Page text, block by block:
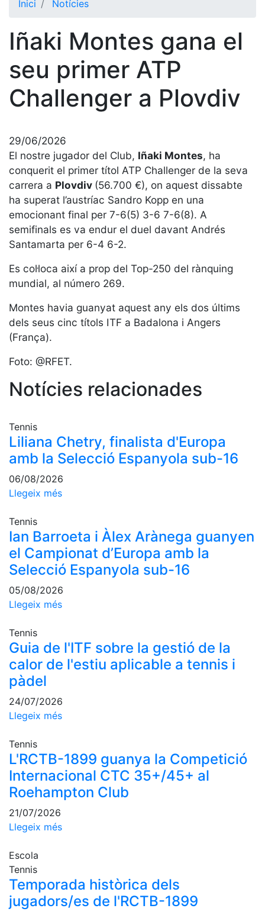
Història
història
Cronologia
Presidents
Junta
directiva
Comissions
i comités
Estructura
executiva
Fundació
Serveis
Instal·lacions
Preguntes
Freqüents
(FAQs)
Treballa amb
nosaltres
Àrea esportiva
Escola de
tennis
Next Gen
Palmarès
equips
Jugadors
professionals
Competicions
Campionat
Social de
Tennis
Quadre
d'Honor
Històric
Campionat
Social
Normativa
Pàdel
Escola de
Pàdel
Campionat
de joc
Quadre
d'Honor
Inici Notícies
Iñaki Montes gana el
seu primer ATP
Challenger a Plovdiv
29/06/2026
El nostre jugador del Club, Iñaki Montes, ha
conquerit el primer títol ATP Challenger de la seva
carrera a Plovdiv (56.700 €), on aquest dissabte
ha superat l’austríac Sandro Kopp en una
emocionant final per 7-6(5) 3-6 7-6(8). A
semifinals es va endur el duel davant Andrés
Santamarta per 6-4 6-2.
Es col·loca així a prop del Top-250 del rànquing
mundial, al número 269.
Montes havia guanyat aquest any els dos últims
dels seus cinc títols ITF a Badalona i Angers
(França).
Foto: @RFET.
Notícies relacionades
Tennis
Liliana Chetry, finalista d'Europa
amb la Selecció Espanyola sub-16
06/08/2026
Llegeix més
Tennis
Ian Barroeta i Àlex Arànega guanyen
el Campionat d’Europa amb la
Selecció Espanyola sub-16
05/08/2026
Llegeix més
Tennis
Guia de l'ITF sobre la gestió de la
calor de l'estiu aplicable a tennis i
pàdel
24/07/2026
Llegeix més
Tennis
L'RCTB-1899 guanya la Competició
Internacional CTC 35+/45+ al
Roehampton Club
21/07/2026
Llegeix més
Escola
Tennis
Temporada històrica dels
jugadors/es de l'RCTB-1899